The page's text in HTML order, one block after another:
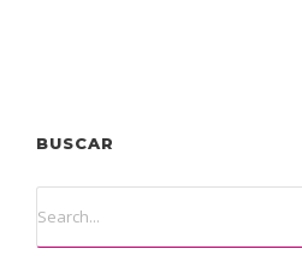
BUSCAR